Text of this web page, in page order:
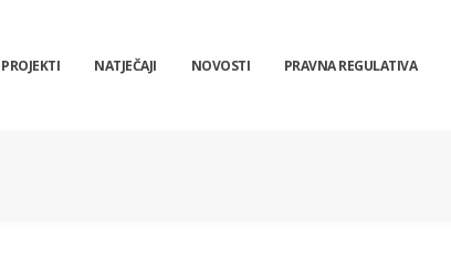
PROJEKTI NATJEČAJI NOVOSTI PRAVNA REGULATIVA